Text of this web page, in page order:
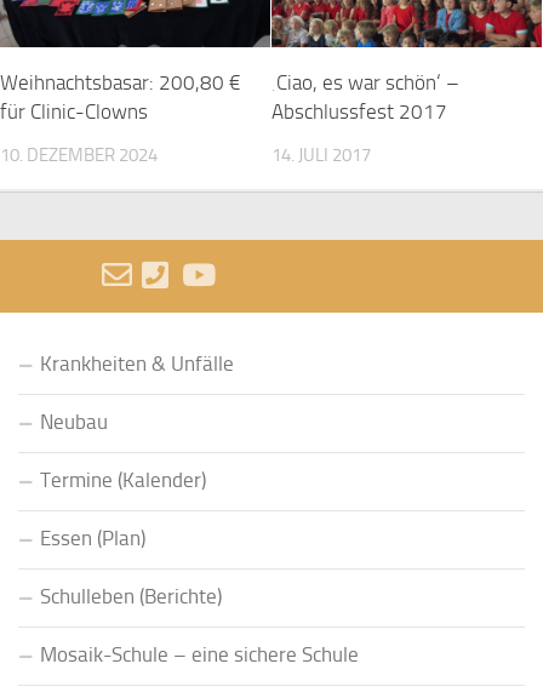
Weihnachtsbasar: 200,80 €
für Clinic-Clowns
10. DEZEMBER 2024
‚Ciao, es war schön‘ –
Abschlussfest 2017
14. JULI 2017
Krankheiten & Unfälle
Neubau
Termine (Kalender)
Essen (Plan)
Schulleben (Berichte)
Mosaik-Schule – eine sichere Schule